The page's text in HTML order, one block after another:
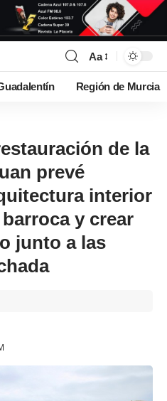
Aa
Región de Murcia
de la
prevé
interior
y crear
junto a las